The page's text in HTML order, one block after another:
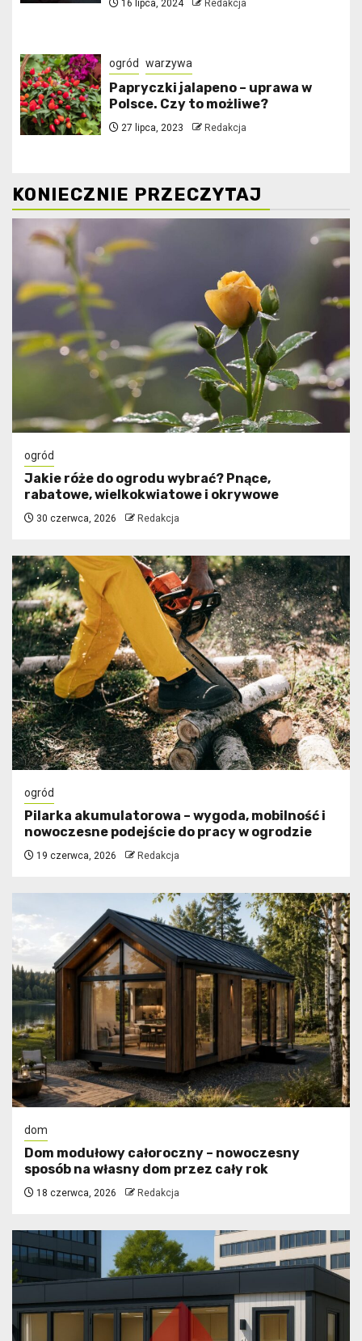
16 lipca, 2024 Redakcja
ogród warzywa
Papryczki jalapeno – uprawa w
Polsce. Czy to możliwe?
27 lipca, 2023 Redakcja
KONIECZNIE PRZECZYTAJ
ogród
Jakie róże do ogrodu wybrać? Pnące,
rabatowe, wielkokwiatowe i okrywowe
30 czerwca, 2026 Redakcja
ogród
Pilarka akumulatorowa – wygoda, mobilność i
nowoczesne podejście do pracy w ogrodzie
19 czerwca, 2026 Redakcja
dom
Dom modułowy całoroczny – nowoczesny
sposób na własny dom przez cały rok
18 czerwca, 2026 Redakcja